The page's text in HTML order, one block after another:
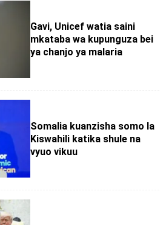
Gavi, Unicef ​​watia saini
mkataba wa kupunguza bei
ya chanjo ya malaria
Somalia kuanzisha somo la
Kiswahili katika shule na
vyuo vikuu